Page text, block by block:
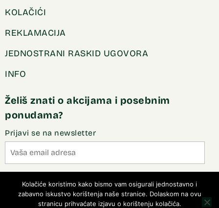
KOLAČIĆI
REKLAMACIJA
JEDNOSTRANI RASKID UGOVORA
INFO
Želiš znati o akcijama i posebnim
ponudama?
Prijavi se na newsletter
Kolačiće koristimo kako bismo vam osigurali jednostavno i
zabavno iskustvo korištenja naše stranice. Dolaskom na ovu
stranicu prihvaćate izjavu o korištenju kolačića.